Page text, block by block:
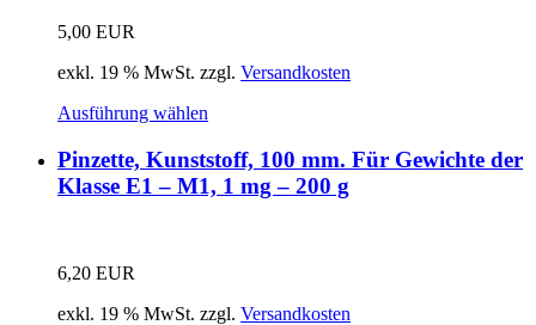
5,00 EUR
exkl. 19 % MwSt. zzgl. Versandkosten
Ausführung wählen
Pinzette, Kunststoff, 100 mm. Für Gewichte der
Klasse E1 – M1, 1 mg – 200 g
6,20 EUR
exkl. 19 % MwSt. zzgl. Versandkosten